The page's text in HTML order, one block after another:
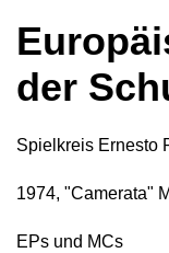
der
Spielkreis Ernesto
1974, "Camerata"
EPs und MCs